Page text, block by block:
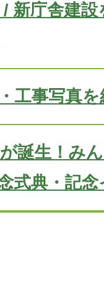
新庁舎建
工事写真
誕生！み
式典・記